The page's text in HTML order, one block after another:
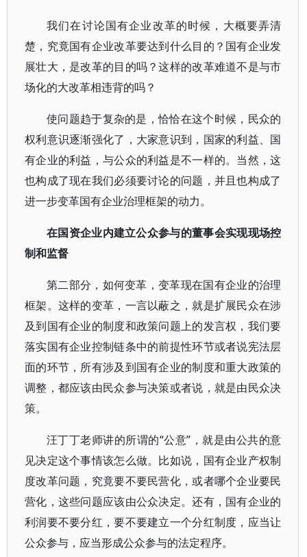
我们在讨论国有企业改革的时候，大概要弄清
楚，究竟国有企业改革要达到什么目的？国有企业发
展壮大，是改革的目的吗？这样的改革难道不是与市
场化的大改革相违背的吗？
使问题趋于复杂的是，恰恰在这个时候，民众的
权利意识逐渐强化了，大家意识到，国家的利益、国
有企业的利益，与公众的利益是不一样的。当然，这
也构成了现在我们必须要讨论的问题，并且也构成了
进一步变革国有企业治理框架的动力。
在国资企业内建立公众参与的董事会实现现场控
制和监督
第二部分，如何变革，变革现在国有企业的治理
框架。这样的变革，一言以蔽之，就是扩展民众在涉
及到国有企业的制度和政策问题上的发言权，我们要
落实国有企业控制链条中的前提性环节或者说宪法层
面的环节，所有涉及到国有企业的制度和重大政策的
调整，都应该由民众参与决策或者说，就是由民众决
策。
汪丁丁老师讲的所谓的“公意”，就是由公共的意
见决定这个事情该怎么做。比如说，国有企业产权制
度改革问题，究竟要不要民营化，或者哪个企业要民
营化，这些问题应该由公众决定。还有，国有企业的
利润要不要分红，要不要建立一个分红制度，应当让
公众参与，应当形成公众参与的法定程序。